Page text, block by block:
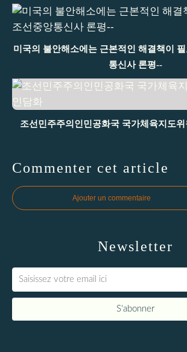
미국의 불안해소에는 근본적인 해결책이
통신사 론평--
조선민주주의인민공화국 국가체육지도
Commenter cet article
Ajouter un commentaire
Newsletter